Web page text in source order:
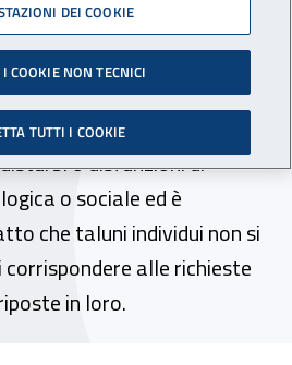
lavoro-
che può essere
o disfunzioni di
o sociale ed è
che taluni individui non si
alle richieste
in loro.
DEI COOKIE
COOKIE NON TECNICI
TUTTI I COOKIE